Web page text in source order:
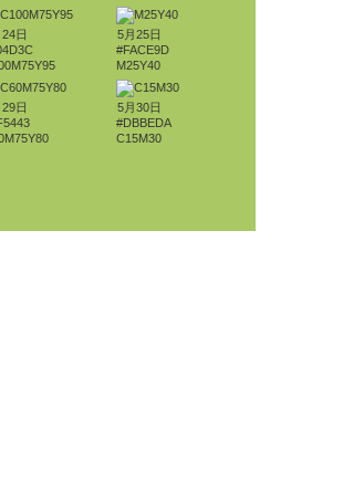
日
5月25日
#FACE9D
M25Y40
日
5月30日
#DBBEDA
C15M30